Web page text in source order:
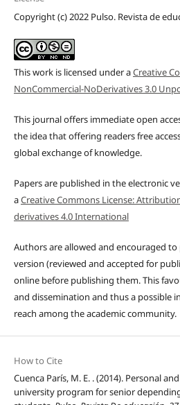
Copyright (c) 2022 Pulso. Revista de
This work is licensed under aCreative
NonCommercial-NoDerivatives 3.0
This journal offers immediate open
the idea that offering readers free
global exchange of knowledge.
Papers are published in the electronic
aCreative Commons License:
derivatives 4.0 International
Authors are allowed and encouraged
version (reviewed and accepted for
online before publishing them. This
and dissemination and thus a possible
reach among the academic community.
How to Cite
Cuenca París, M. E. . (2014). Personal
university program for senior